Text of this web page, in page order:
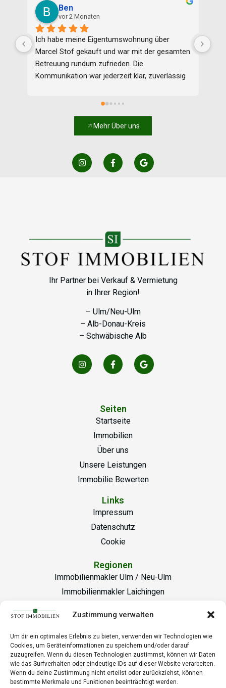
Zustimmung verwalten
Um dir ein optimales Erlebnis zu bieten, verwenden wir Technologien wie
Cookies, um Geräteinformationen zu speichern und/oder darauf
zuzugreifen. Wenn du diesen Technologien zustimmst, können wir Daten
wie das Surfverhalten oder eindeutige IDs auf dieser Website verarbeiten.
Wenn du deine Zustimmung nicht erteilst oder zurückziehst, können
bestimmte Merkmale und Funktionen beeinträchtigt werden.
über
gesamten
zuverlässig
Eine
vor 3 Monaten
Immobilienmakler Stof ist kompetent,
vertrauenswürdig und zuverlässig. Selbst
herausfordernde Umstände löste er mit
Bravour. Sein freundliches und korrektes
Abwicklung. Regionale Expertise wird durch ein
ergänzt.Bei meinem Immobilienverkauf bleiben
mir folgende Dienstleistungen  sehr positiv in
Anfertigung professioneller Bilder
(einschließlich Außenaufnahmen per Drohne);
Bauämtern und Archiven der Landkreise,
Versorgungsunternehmen, Notariat,
Rechtsbeistand u.v.m.. Meiner Meinung nach
Belangen eine sehr gute Lösung finden.Vielen
Dank für alles. Ich kann Herr Stof nur
weiterempfehlen.
Mehr Über uns
Ihr Partner bei Verkauf & Vermietung
in Ihrer Region!
– Ulm/Neu-Ulm
– Alb-Donau-Kreis
– Schwäbische Alb
Seiten
Startseite
Immobilien
Über uns
Unsere Leistungen
Immobilie Bewerten
Links
Impressum
Datenschutz
Cookie
Regionen
Immobilienmakler Ulm / Neu-Ulm
Immobilienmakler Laichingen
Büro Laichingen
info@stof-immobilien.de
+49 7333 20 12 00-0
Büro Ulm